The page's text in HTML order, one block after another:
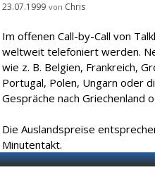
23.07.1999 von Chris
Im offenen Call-by-Call von
weltweit telefoniert werden.
wie z. B. Belgien, Frankreich,
Portugal, Polen, Ungarn oder
Gespräche nach Griechenland
Die Auslandspreise
Minutentakt.